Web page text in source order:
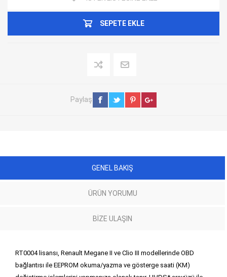
SEPETE EKLE
Paylaş
GENEL BAKIŞ
ÜRÜN YORUMU
BIZE ULAŞIN
RT0004 lisansı, Renault Megane II ve Clio III modellerinde OBD
bağlantısı ile EEPROM okuma/yazma ve gösterge saati (KM)